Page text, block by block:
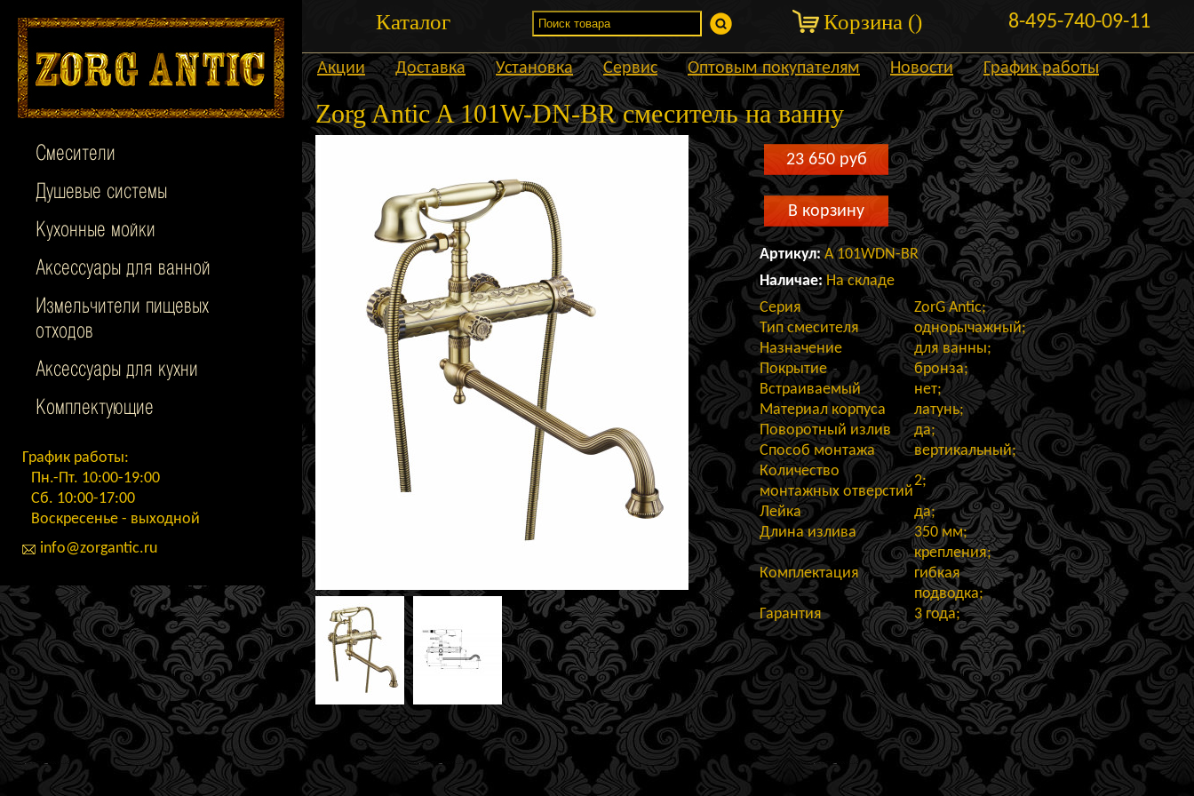
Смесители
Душевые системы
Кухонные мойки
Аксессуары для ванной
Измельчители пищевых
отходов
Аксессуары для кухни
Комплектующие
График работы:
Пн.-Пт. 10:00-19:00
Сб. 10:00-17:00
Воскресенье - выходной
info@zorgantic.ru
Каталог Корзина () 8-495-740-09-11
Акции Доставка Установка Сервис Оптовым покупателям Новости График работы
Zorg Antic A 101W-DN-BR смеситель на ванну
23 650 руб
В корзину
Артикул: A 101WDN-BR
Наличае: На складе
Серия
ZorG Antic;
Тип смесителя
однорычажный;
Назначение
для ванны;
Покрытие
бронза;
Встраиваемый
нет;
Материал корпуса
латунь;
Поворотный излив
да;
Способ монтажа
вертикальный;
Количество
монтажных отверстий
2;
Лейка
да;
Длина излива
350 мм;
Комплектация
крепления;
гибкая
подводка;
Гарантия
3 года;